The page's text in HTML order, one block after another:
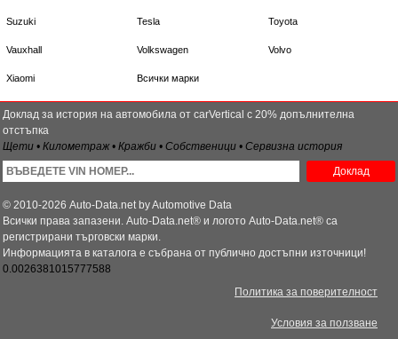
Suzuki Tesla Toyota
Vauxhall Volkswagen Volvo
Xiaomi Всички марки
Доклад за история на автомобила от carVertical с 20% допълнителна
отстъпка
Щети • Километраж • Кражби • Собственици • Сервизна история
Доклад
© 2010-2026 Auto-Data.net by Automotive Data
Всички права запазени. Auto-Data.net® и логото Auto-Data.net® са
регистрирани търговски марки.
Информацията в каталога е събрана от публично достъпни източници!
0.0026381015777588
Политика за поверителност
Условия за ползване